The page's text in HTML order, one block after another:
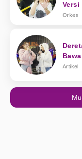
Versi
Orkes
Artikel